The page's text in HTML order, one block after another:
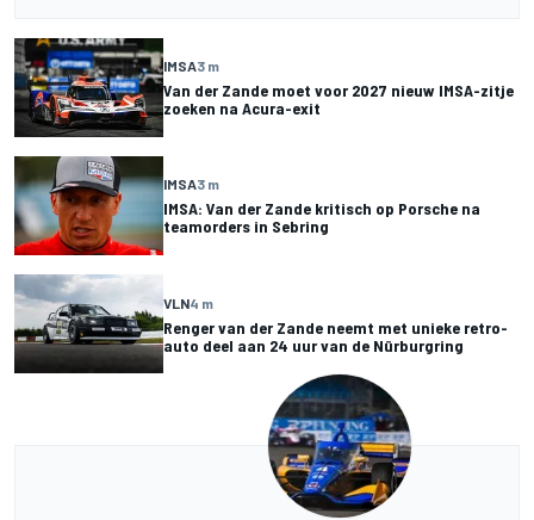
IMSA3 m
Van der Zande moet voor 2027 nieuw IMSA-zitje
zoeken na Acura-exit
IMSA3 m
IMSA: Van der Zande kritisch op Porsche na
teamorders in Sebring
VLN4 m
Renger van der Zande neemt met unieke retro-
auto deel aan 24 uur van de Nürburgring